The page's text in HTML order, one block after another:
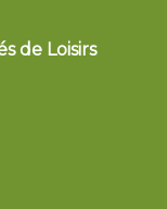
de Loisirs